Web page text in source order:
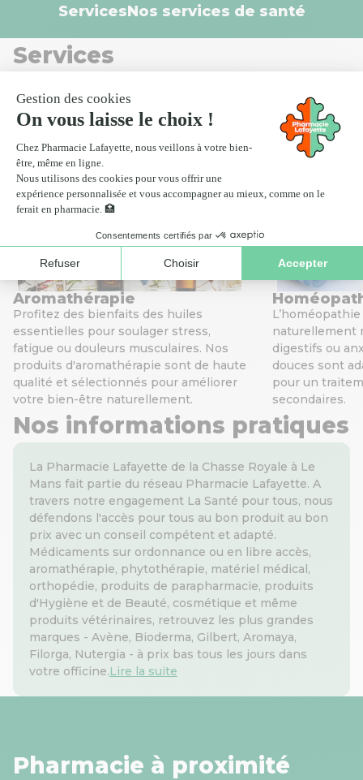
ServicesNos services de santé
Services
Livraison
Nos services de santé
Aromathérapie
Profitez des bienfaits des huiles
essentielles pour soulager stress,
fatigue ou douleurs musculaires. Nos
produits d'aromathérapie sont de haute
qualité et sélectionnés pour améliorer
votre bien-être naturellement.
naturellement
digestifs ou
douces sont
pour un
secondaires.
Nos informations pratiques
La Pharmacie Lafayette de la Chasse Royale à Le
Mans fait partie du réseau Pharmacie Lafayette. A
travers notre engagement La Santé pour tous, nous
défendons l'accès pour tous au bon produit au bon
prix avec un conseil compétent et adapté.
Médicaments sur ordonnance ou en libre accès,
aromathérapie, phytothérapie, matériel médical,
orthopédie, produits de parapharmacie, produits
d'Hygiène et de Beauté, cosmétique et même
produits vétérinaires, retrouvez les plus grandes
marques - Avène, Bioderma, Gilbert, Aromaya,
Filorga, Nutergia - à prix bas tous les jours dans
votre officine.Lire la suite
Pharmacie à proximité